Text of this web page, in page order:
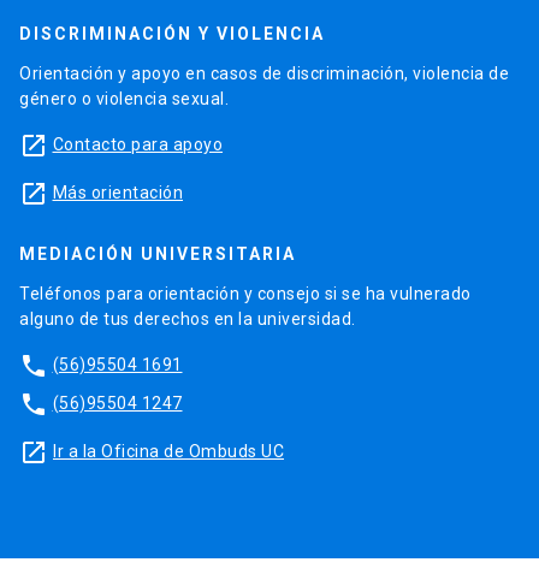
DISCRIMINACIÓN Y VIOLENCIA
Orientación y apoyo en casos de discriminación, violencia de
género o violencia sexual.
launch Contacto para apoyo
launch Más orientación
MEDIACIÓN UNIVERSITARIA
Teléfonos para orientación y consejo si se ha vulnerado
alguno de tus derechos en la universidad.
phone (56)95504 1691
phone (56)95504 1247
launch Ir a la Oficina de Ombuds UC